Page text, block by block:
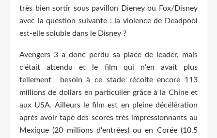
très bien sortir sous pavillon Dieney ou Fox/Disney
avec la question suivante : la violence de Deadpool
est-elle soluble dans le Disney ?
Avengers 3 a donc perdu sa place de leader, mais
c'était attendu et le film qui n'en avait plus
tellement besoin à ce stade récolte encore 113
millions de dollars en particulier grâce à la Chine et
aux USA. Ailleurs le film est en pleine décélération
après avoir tapé des scores très impressionnants au
Mexique (20 millions d'entrées) ou en Corée (10.5